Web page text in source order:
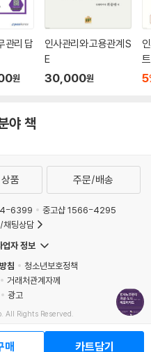
리오 분석(HRD portfolio analy
portfolio) 관리
approach)
관리 답
원
인사관리와 고용관계 S
E
30,000원
트
5
야 책
매 카트담기
품 주문/배송
6399
중고샵 1566-4295
팅상담
자 정보
침
청소년보호정책
거래처관계자께
광고
Rights Reserved.